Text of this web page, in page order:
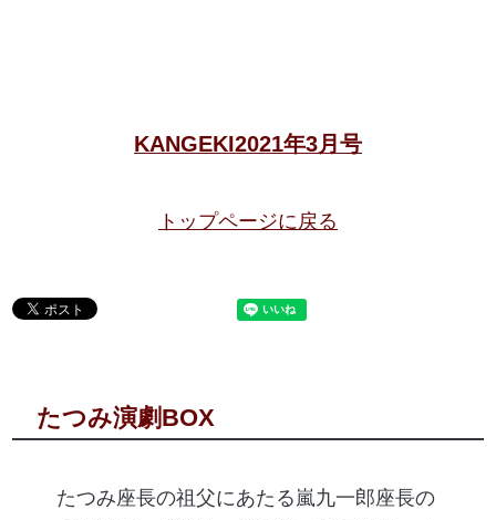
KANGEKI2021年3月号
トップページに戻る
たつみ演劇BOX
たつみ座長の祖父にあたる嵐九一郎座長の